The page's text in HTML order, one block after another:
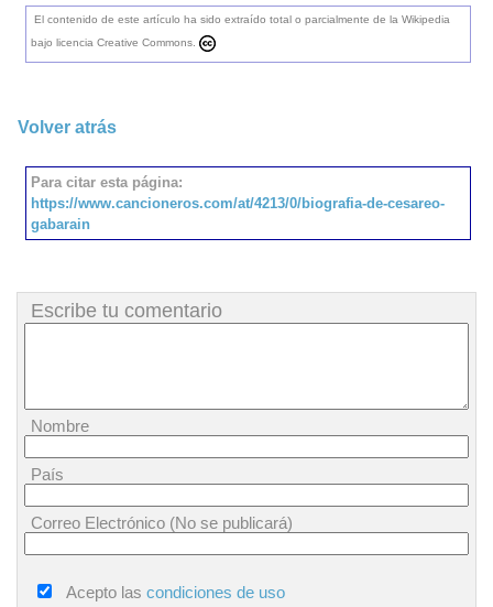
El contenido de este artículo ha sido extraído total o parcialmente de la Wikipedia
bajo licencia Creative Commons.
Volver atrás
Para citar esta página:
https://www.cancioneros.com/at/4213/0/biografia-de-cesareo-
gabarain
Escribe tu comentario
Nombre
País
Correo Electrónico (No se publicará)
Acepto las condiciones de uso